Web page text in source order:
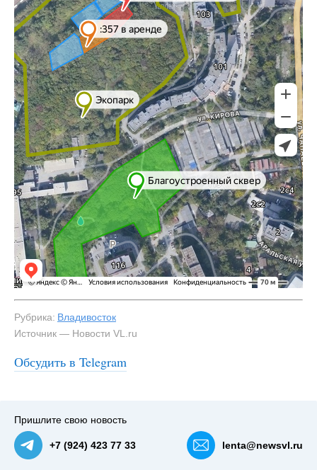
Рубрика: Владивосток
Источник — Новости VL.ru
Обсудить в Telegram
Пришлите свою новость
+7 (924) 423 77 33 lenta@newsvl.ru